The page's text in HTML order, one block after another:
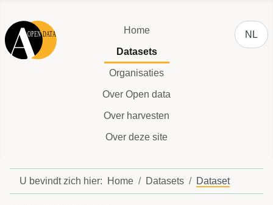
Home
Datasets
Organisaties
Over Open data
Over harvesten
Over deze site
NL
U bevindt zich hier: Home Datasets Dataset